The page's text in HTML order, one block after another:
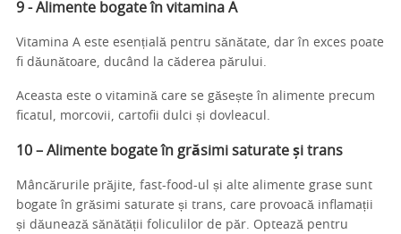
9 - Alimente bogate în vitamina A
Vitamina A este esențială pentru sănătate, dar în exces poate
fi dăunătoare, ducând la căderea părului.
Aceasta este o vitamină care se găsește în alimente precum
ficatul, morcovii, cartofii dulci și dovleacul.
10 – Alimente bogate în grăsimi saturate și trans
Mâncărurile prăjite, fast-food-ul și alte alimente grase sunt
bogate în grăsimi saturate și trans, care provoacă inflamații
și dăunează sănătății foliculilor de păr. Optează pentru